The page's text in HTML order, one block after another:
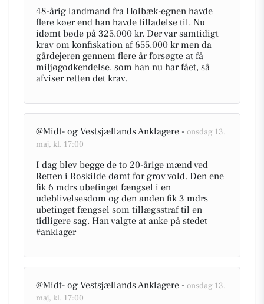
48-årig landmand fra Holbæk-egnen havde
flere køer end han havde tilladelse til. Nu
idømt bøde på 325.000 kr. Der var samtidigt
krav om konfiskation af 655.000 kr men da
gårdejeren gennem flere år forsøgte at få
miljøgodkendelse, som han nu har fået, så
afviser retten det krav.
@Midt- og Vestsjællands Anklagere - onsdag 13.
maj, kl. 17:00
I dag blev begge de to 20-årige mænd ved
Retten i Roskilde dømt for grov vold. Den ene
fik 6 mdrs ubetinget fængsel i en
udeblivelsesdom og den anden fik 3 mdrs
ubetinget fængsel som tillægsstraf til en
tidligere sag. Han valgte at anke på stedet
#anklager
@Midt- og Vestsjællands Anklagere - onsdag 13.
maj, kl. 17:00